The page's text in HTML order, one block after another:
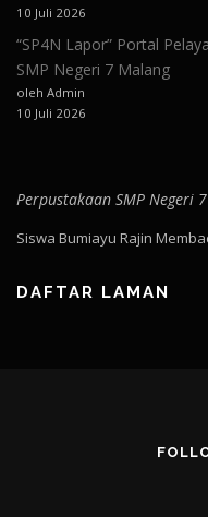
10 Juli 2026
“SP4N Lapor” Portal
SMP Negeri 7 Malang
oleh Admin
10 Juli 2026
Perpustakaan SMP Negeri
Siswa Bumiayu Rajin
DAFTAR LAMAN